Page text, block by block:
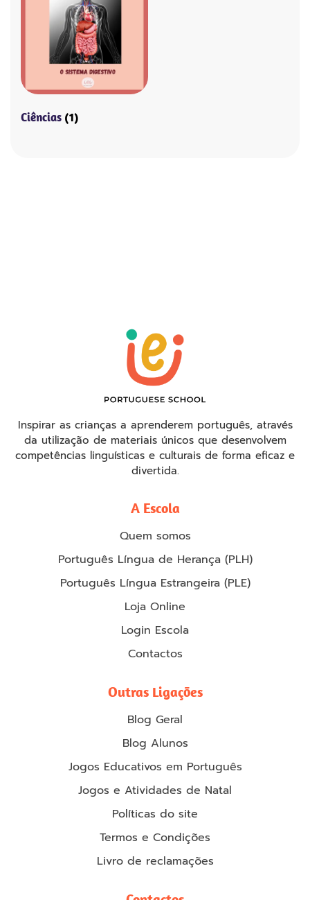
Ciências (1)
Inspirar as crianças a aprenderem português, através
da utilização de materiais únicos que desenvolvem
competências linguísticas e culturais de forma eficaz e
divertida.
A Escola
Quem somos
Português Língua de Herança (PLH)
Português Língua Estrangeira (PLE)
Loja Online
Login Escola
Contactos
Outras Ligações
Blog Geral
Blog Alunos
Jogos Educativos em Português
Jogos e Atividades de Natal
Políticas do site
Termos e Condições
Livro de reclamações